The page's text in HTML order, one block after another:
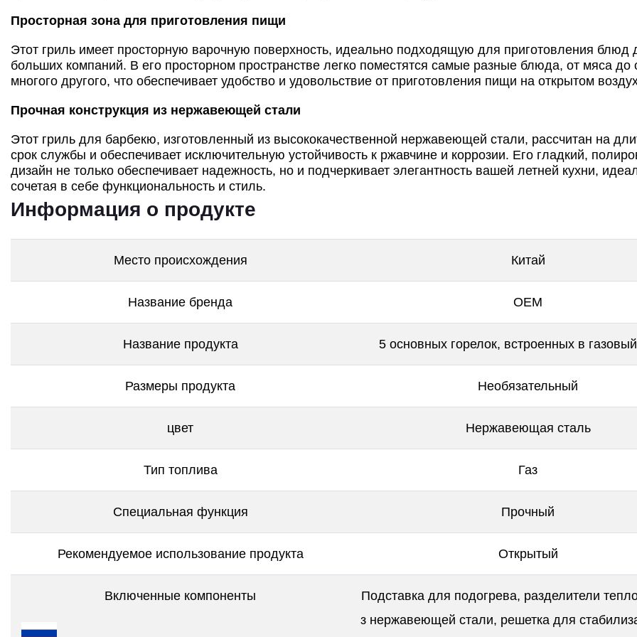
Просторная зона для приготовления пищи
Этот гриль имеет просторную варочную поверхность, идеально подходящую для приготовления блюд
больших компаний. В его просторном пространстве легко поместятся самые разные блюда, от мяса до
многого другого, что обеспечивает удобство и удовольствие от приготовления пищи на открытом
Прочная конструкция из нержавеющей стали
Этот гриль для барбекю, изготовленный из высококачественной нержавеющей стали, рассчитан на
срок службы и обеспечивает исключительную устойчивость к ржавчине и коррозии. Его гладкий,
дизайн не только обеспечивает надежность, но и подчеркивает элегантность вашей летней кухни,
сочетая в себе функциональность и стиль.
Информация о продукте
Место происхождения Китай
Название бренда OEM
Название продукта 5 основных горелок, встроенных в
Размеры продукта Необязательный
цвет Нержавеющая сталь
Тип топлива Газ
Специальная функция Прочный
Рекомендуемое использование продукта Открытый
Включенные компоненты
Подставка для подогрева, разделители
з нержавеющей стали, решетка для